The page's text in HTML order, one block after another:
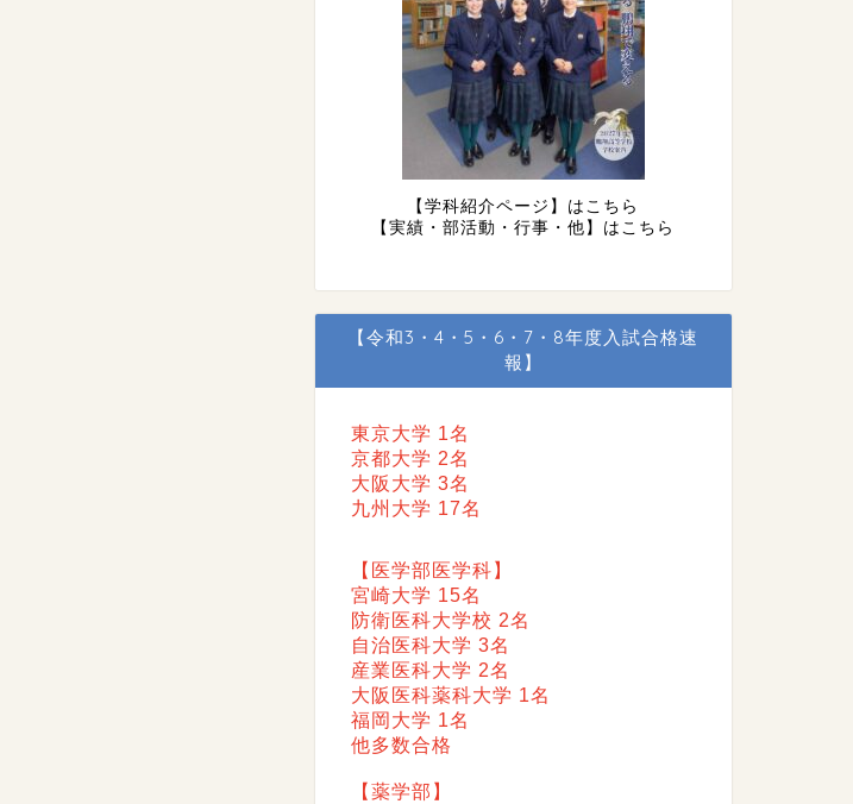
【学科紹介ページ】はこちら
【実績・部活動・行事・他】はこちら
【令和3・4・5・6・7・8年度入試合格速
報】
東京大学 1名
京都大学 2名
大阪大学 3名
九州大学 17名
【医学部医学科】
宮崎大学 15名
防衛医科大学校 2名
自治医科大学 3名
産業医科大学 2名
大阪医科薬科大学 1名
福岡大学 1名
他多数合格
【薬学部】